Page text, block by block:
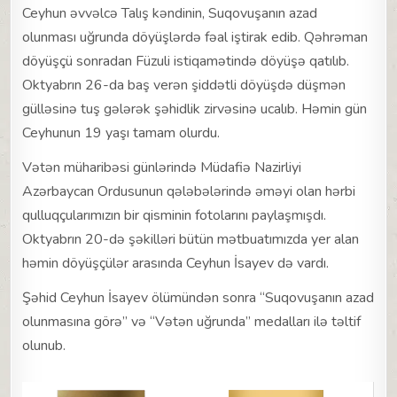
Ceyhun əvvəlcə Talış kəndinin, Suqovuşanın azad
olunması uğrunda döyüşlərdə fəal iştirak edib. Qəhrəman
döyüşçü sonradan Füzuli istiqamətində döyüşə qatılıb.
Oktyabrın 26-da baş verən şiddətli döyüşdə düşmən
gülləsinə tuş gələrək şəhidlik zirvəsinə ucalıb. Həmin gün
Ceyhunun 19 yaşı tamam olurdu.
Vətən müharibəsi günlərində Müdafiə Nazirliyi
Azərbaycan Ordusunun qələbələrində əməyi olan hərbi
qulluqçularımızın bir qisminin fotolarını paylaşmışdı.
Oktyabrın 20-də şəkilləri bütün mətbuatımızda yer alan
həmin döyüşçülər arasında Ceyhun İsayev də vardı.
Şəhid Ceyhun İsayev ölümündən sonra “Suqovuşanın azad
olunmasına görə” və “Vətən uğrunda” medalları ilə təltif
olunub.